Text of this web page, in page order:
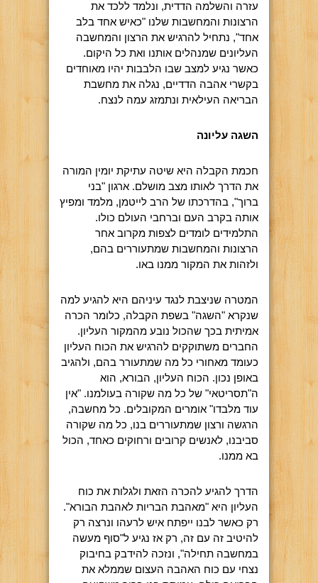
עזרה והשלמה הדדית, ונלמד ללכד את
הרצונות והמחשבות שלנו "כאיש אחד בלב
אחד", נתחיל להרגיש את הרצון והמחשבה
העליונים שמנהלים אותנו ואת כל היקום.
כאשר נגיע למצב שבו הלבבות יהיו מאוחדים
בקשרי אהבה הדדיים, נגלה את מחשבת
הבריאה העילאית ונתמזג עמה לנצח.
השגה עליונה
חכמת הקבלה היא שיטה עתיקת יומין המורה
את הדרך לאותו מצב מושלם. ארגון "בני
ברוך", בהדרכתו של הרב לייטמן, מלמד ומפיץ
אותה בקרב העם וברחבי העולם כולו.
התלמידים לומדים לצפות מקרוב אחר
הרצונות והמחשבות שמתעוררים בהם,
ולזהות את המקור ממנו באו.
המטרה שניצבת לנגד עיניהם היא להגיע למה
שנקרא "השגה" בשפת הקבלה, כלומר הכרה
אמיתית בכך שהכול נובע מהמקור העליון.
החברים משתוקקים להרגיש את הכוח העליון
כעומד מאחורי כל מה שמתעורר בהם, ולהגיב
באופן נכון. הכוח העליון, הבורא, הוא
ה"תסריטאי" של כל מה שקורה בעולמנו. "אין
עוד מלבדו" אומרים המקובלים. כל מחשבה,
הרגשה ורצון שמתעוררים בנו, כל מה שקורה
סביבנו, לאנשים קרובים ורחוקים כאחד, הכול
בא ממנו.
הדרך להגיע להכרה הזאת ולגלות את כוח
העליון היא "מאהבת הבריות לאהבת הבורא".
רק כאשר לבנו ייפתח איש לרעהו ונרצה רק
להיטיב זה עם זה, רק אז נגיע ל"סוף מעשה
במחשבה תחילה", ונזכה להידבק בחיבוק
נצחי עם כוח האהבה העצום שממלא את